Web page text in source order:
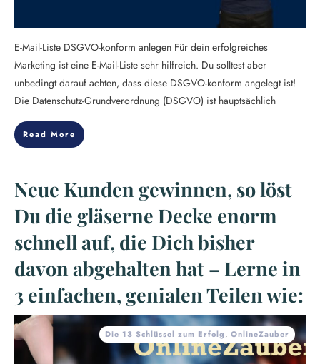
E-Mail-Liste DSGVO-konform anlegen Für dein erfolgreiches
Marketing ist eine E-Mail-Liste sehr hilfreich. Du solltest aber
unbedingt darauf achten, dass diese DSGVO-konform angelegt ist!
Die Datenschutz-Grundverordnung (DSGVO) ist hauptsächlich
Read More
Neue Kunden gewinnen, so löst
Du die gläserne Decke enorm
schnell auf, die Dich bisher
davon abgehalten hat – Lerne in
3 einfachen, genialen Teilen wie:
Die 13 Schlüssel zum Erfolg, OnlineZauber